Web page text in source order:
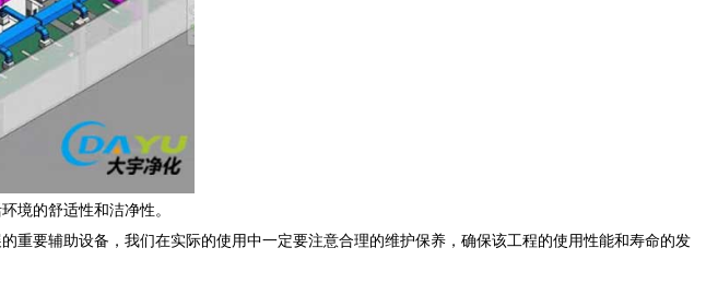
境的舒适性和洁净性。
要辅助设备，我们在实际的使用中一定要注意合理的维护保养，确保该工程的使用性能和寿命的发